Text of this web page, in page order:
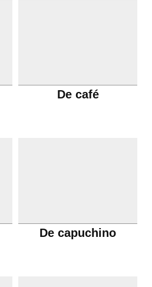
De café
De capuchino